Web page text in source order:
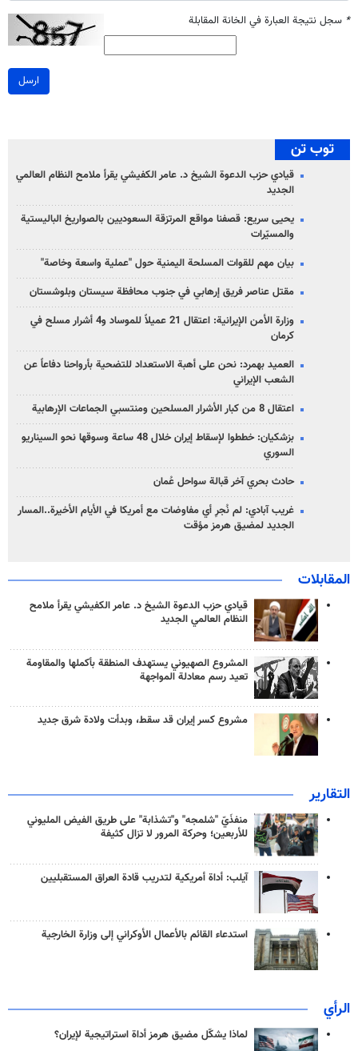
* سجل نتيجة العبارة في الخانة المقابلة
ارسل
توب تن
قيادي حزب الدعوة الشيخ د. عامر الكفيشي يقرأ ملامح النظام العالمي
الجديد
يحيى سريع: قصفنا مواقع المرتزقة السعوديين بالصواريخ الباليستية
والمسيّرات
بيان مهم للقوات المسلحة اليمنية حول "عملية واسعة وخاصة"
مقتل عناصر فريق إرهابي في جنوب محافظة سيستان وبلوشستان
وزارة الأمن الإيرانية: اعتقال 21 عميلاً للموساد و4 أشرار مسلح في
كرمان
العميد بهمرد: نحن على أهبة الاستعداد للتضحية بأرواحنا دفاعاً عن
الشعب الإيراني
اعتقال 8 من كبار الأشرار المسلحين ومنتسبي الجماعات الإرهابية
بزشكيان: خططوا لإسقاط إيران خلال 48 ساعة وسوقها نحو السيناريو
السوري
حادث بحري آخر قبالة سواحل عُمان
غريب آبادي: لم نُجرِ أي مفاوضات مع أمريكا في الأيام الأخيرة..المسار
الجديد لمضيق هرمز مؤقت
المقابلات
قيادي حزب الدعوة الشيخ د. عامر الكفيشي يقرأ ملامح
النظام العالمي الجديد
المشروع الصهيوني يستهدف المنطقة بأكملها والمقاومة
تعيد رسم معادلة المواجهة
مشروع كسر إيران قد سقط، وبدأت ولادة شرق جديد
التقارير
منفذَيّ "شلمجه" و"تشذابة" على طريق الفيض المليوني
للأربعين؛ وحركة المرور لا تزال كثيفة
آيلب: أداة أمريكية لتدريب قادة العراق المستقبليين
استدعاء القائم بالأعمال الأوكراني إلى وزارة الخارجية
الرأي
لماذا يشكّل مضيق هرمز أداة استراتيجية لإيران؟